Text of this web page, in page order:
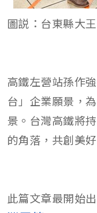
圖説：台東縣大
高鐵左營站孫作
台」企業願景，
景。台灣高鐵將
的角落，共創美好
此篇文章最開始出